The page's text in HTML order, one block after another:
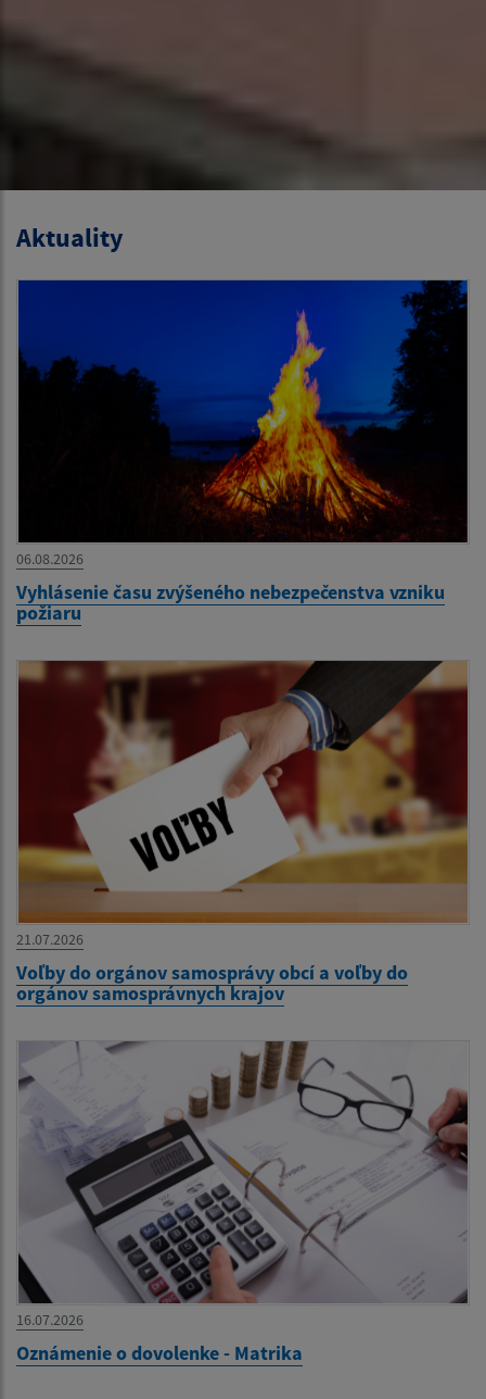
Aktuality
06.08.2026
Vyhlásenie času zvýšeného nebezpečenstva vzniku
požiaru
21.07.2026
Voľby do orgánov samosprávy obcí a voľby do
orgánov samosprávnych krajov
16.07.2026
Oznámenie o dovolenke - Matrika